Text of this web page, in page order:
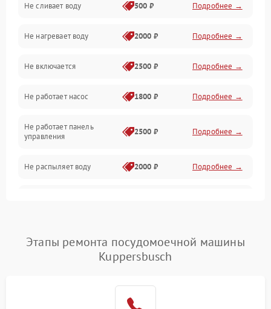
Электропитание
Датчики
Нагрев
Вода
Гигиена
Программное обеспечение
Не сливает воду 500 ₽ Подробнее →
Не нагревает воду 2000 ₽ Подробнее →
Не включается 2500 ₽ Подробнее →
Не работает насос 1800 ₽ Подробнее →
Не работает панель
управления
2500 ₽ Подробнее →
Не распыляет воду 2000 ₽ Подробнее →
Проблемы с набором
воды
1800 ₽ Подробнее →
1700 ₽
Этапы ремонта посудомоечной машины
Kuppersbusch